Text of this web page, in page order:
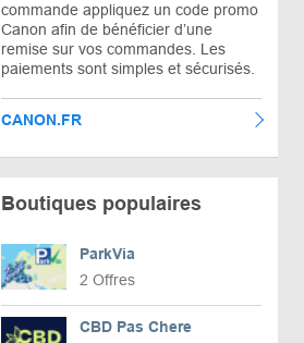
commande appliquez un code promo
Canon afin de bénéficier d’une
remise sur vos commandes. Les
paiements sont simples et sécurisés.
CANON.FR
Boutiques populaires
ParkVia
2 Offres
CBD Pas Chere